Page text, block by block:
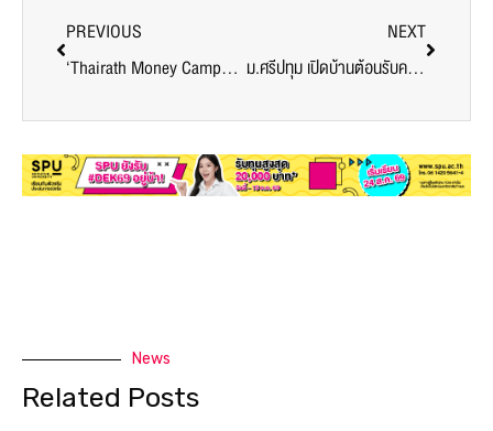
PREVIOUS
‘Thairath Money Campus Tour 2025’ ม.ศรีปทุม เปิดพื้นที่จุดพลังอัปสกิลการเงินให้นักศึกษายุคใหม่ ผ่านเวทีเรียนรู้จากผู้เชี่ยวชาญตัวจริง
NEXT
ม.ศรีปทุม เปิดบ้านต้อนรับคณะผู้แทนจากสถาบันการศึกษาชั้นนำสหรัฐอเมริกา เสริมพลังเครือข่ายพันธมิตรระดับโลก สู่ความร่วมมือทางวิชาการและการวิจัยในอนาคต
News
Related Posts